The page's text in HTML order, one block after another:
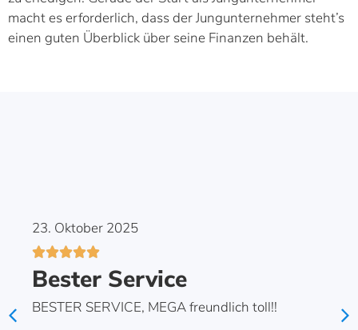
macht es erforderlich, dass der Jungunternehmer steht’s
einen guten Überblick über seine Finanzen behält.
23. Oktober 2025

Bester Service
BESTER SERVICE, MEGA freundlich toll!!